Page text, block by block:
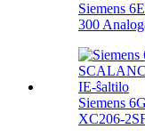
Siemens
300
Siemens
XC206-